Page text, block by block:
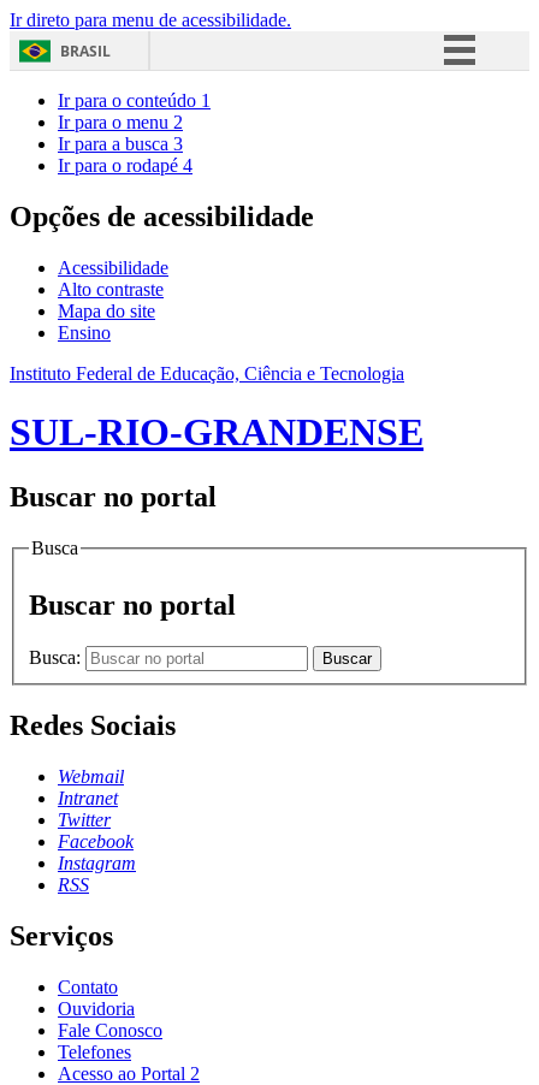
Ir direto para menu de acessibilidade.
BRASIL
Acesso à informação
Ir para o conteúdo 1
Ir para o menu 2
Ir para a busca 3
Ir para o rodapé 4
Opções de acessibilidade
Acessibilidade
Alto contraste
Mapa do site
Ensino
Instituto Federal de Educação, Ciência e Tecnologia
SUL-RIO-GRANDENSE
Buscar no portal
Busca
Buscar no portal
Busca: Buscar
Redes Sociais
Webmail
Intranet
Twitter
Facebook
Instagram
RSS
Serviços
Contato
Ouvidoria
Fale Conosco
Telefones
Acesso ao Portal 2